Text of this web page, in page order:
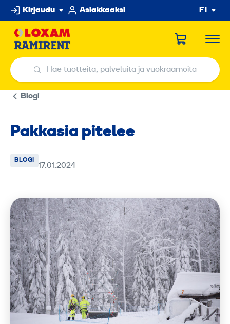
Hyppää
sisältöön
Kirjaudu Asiakkaaksi FI
Hae tuotteita, palveluita ja vuokraamoita
Hae tuotteita, palveluita ja vuokraamoita
Blogi
Pakkasia pitelee
BLOGI
17.01.2024